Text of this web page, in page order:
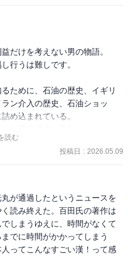
け、反旗を翻したら経済封鎖
商店が手を差し伸べてイギリ
同時に国際石油カルテルに日
った。
裏で操るのはイランの石油利
サデク政権が倒された。これに
王政に戻り、その後長い間イ
。イランのアメリカへの遺恨
来を見据えた視野の広さには
だけを考えない男の物語。
行うは難しです。
ために、石油の歴史、イギリ
ン介入の歴史、石油ショッ
め込まれている。
読む
投稿日 : 2026.05.09
が通過したというニュースを
読み終えた。百田氏の著作は
しまうゆえに、時間がなくて
でに時間がかかってしまう
ってこんなすごい漢！って感